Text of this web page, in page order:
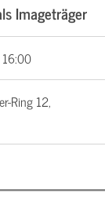
Imageträger
Ring 12,